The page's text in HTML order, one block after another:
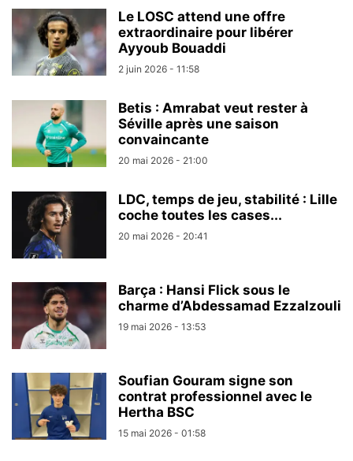
Le LOSC attend une offre
extraordinaire pour libérer
Ayyoub Bouaddi
2 juin 2026 - 11:58
Betis : Amrabat veut rester à
Séville après une saison
convaincante
20 mai 2026 - 21:00
LDC, temps de jeu, stabilité : Lille
coche toutes les cases...
20 mai 2026 - 20:41
Barça : Hansi Flick sous le
charme d’Abdessamad Ezzalzouli
19 mai 2026 - 13:53
Soufian Gouram signe son
contrat professionnel avec le
Hertha BSC
15 mai 2026 - 01:58